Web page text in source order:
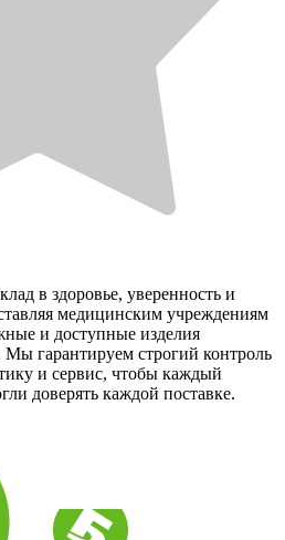
в здоровье, уверенность и
медицинским учреждениям
и доступные изделия
Мы гарантируем строгий контроль
и сервис, чтобы каждый
доверять каждой поставке.